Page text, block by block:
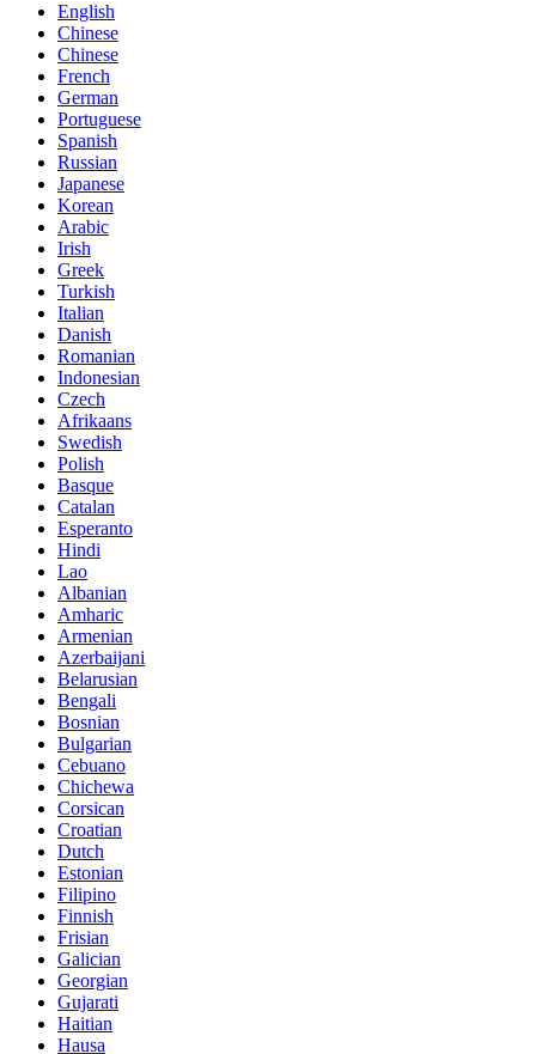
English
Chinese
Chinese
French
German
Portuguese
Spanish
Russian
Japanese
Korean
Arabic
Irish
Greek
Turkish
Italian
Danish
Romanian
Indonesian
Czech
Afrikaans
Swedish
Polish
Basque
Catalan
Esperanto
Hindi
Lao
Albanian
Amharic
Armenian
Azerbaijani
Belarusian
Bengali
Bosnian
Bulgarian
Cebuano
Chichewa
Corsican
Croatian
Dutch
Estonian
Filipino
Finnish
Frisian
Galician
Georgian
Gujarati
Haitian
Hausa